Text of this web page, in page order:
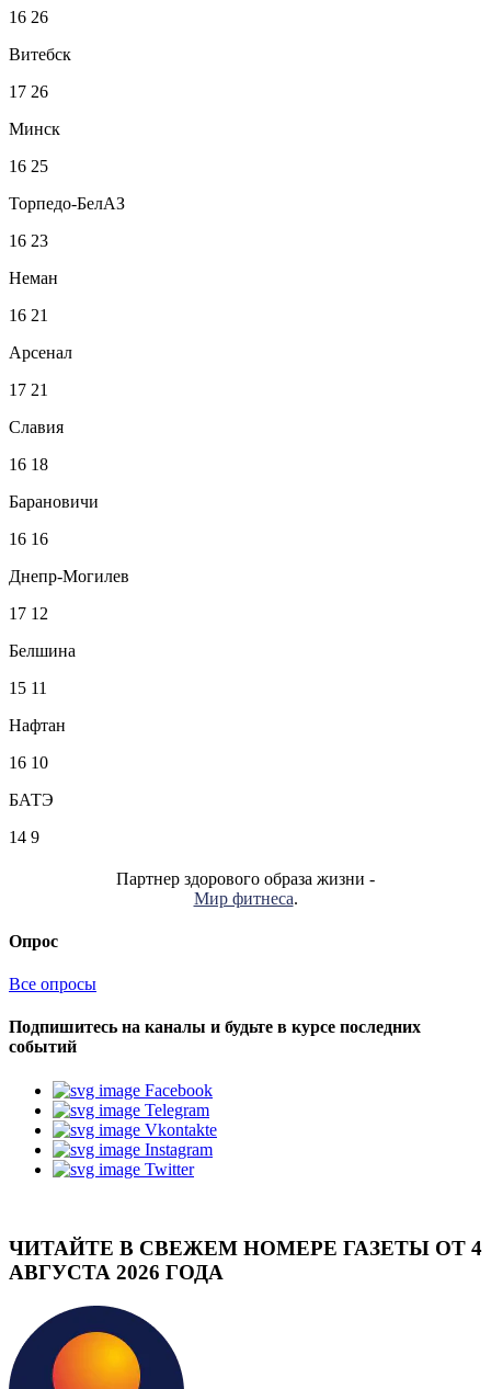
16 26
Витебск
17 26
Минск
16 25
Торпедо-БелАЗ
16 23
Неман
16 21
Арсенал
17 21
Славия
16 18
Барановичи
16 16
Днепр-Могилев
17 12
Белшина
15 11
Нафтан
16 10
БАТЭ
14 9
Партнер здорового образа жизни -
Мир фитнеса.
Опрос
Все опросы
Подпишитесь на каналы и будьте в курсе последних
событий
Facebook
Telegram
Vkontakte
Instagram
Twitter
ЧИТАЙТЕ В СВЕЖЕМ НОМЕРЕ ГАЗЕТЫ ОТ 4
АВГУСТА 2026 ГОДА